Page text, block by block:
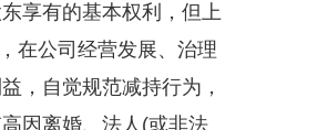
享有的基本权利，但上
在公司经营发展、治理
，自觉规范减持行为，
因离婚、法人(或非法